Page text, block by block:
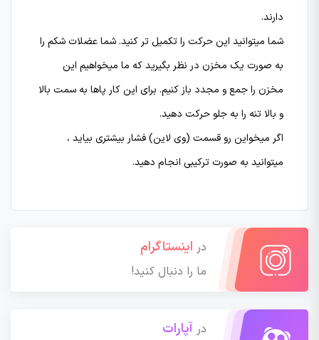
دارند.
شما میتوانید این حرکت را تکمیل تر کنید. شما عضلات شکم را
به صورت یک مخزن در نظر بگیرید که ما میخواهیم این
مخزن را جمع و مجدد باز کنیم. برای این کار پاها به سمت بالا
و بالا تنه را به جلو حرکت دهید.
اگر میخواین رو قسمت (وی لاین) فشار بیشتری بیاید ،
میتوانید به صورت ترکیبی انجام دهید.
در اینستاگرام
ما را دنبال کنید!
در آپارات